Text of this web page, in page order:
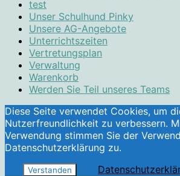
test
Unser Schulhund Pinky
Unsere AG-Angebote
Unterrichtszeiten
Vertretungsplan
Verwaltung
Warenkorb
Werden Sie Teil unseres Teams
Diese Seite verwendet Cookies, um
Nutzerfreundlichkeit zu verbessern.
Verwendung stimmen Sie der
Datenschutzerklärung zu.
Verstanden